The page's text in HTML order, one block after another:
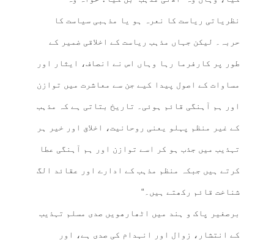
نظریاتی ریاست کا نعرہ ہو یا مذہبی سیاست کا
حربہ۔ لیکن جہاں مذہب ریاست کے اخلاقی ضمیر کے
طور پر کارفرما رہا وہاں اس نے انصاف، ایثار اور
مساوات کے اصول پیدا کیے جن سے معاشرت میں توازن
اور ہم آہنگی قائم ہوئی۔ تاریخ بتاتی ہے کہ مذہب
کے غیر منظم پہلو یعنی روحانیت، اخلاق اور خیر ہر
تہذیب میں جذب ہو کر اسے توازن اور ہم آہنگی عطا
کرتے ہیں جبکہ منظم مذہب کے ادارے اور عقائد الگ
شناخت قائم رکھتے ہیں۔“
برصغیر پاک و ہند میں اٹھارھویں صدی مسلم تہذیب
کے انتشار، زوال اور انہدام کی صدی ہے، اور